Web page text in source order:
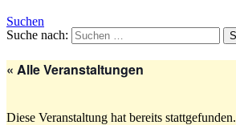
Suchen
Suche nach:
« Alle Veranstaltungen
Diese Veranstaltung hat bereits stattgefunden.